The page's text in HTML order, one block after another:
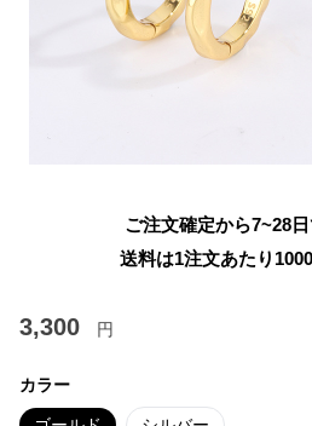
ご注文確定から7~28
送料は1注文あたり 1000
3,300 円
カラー